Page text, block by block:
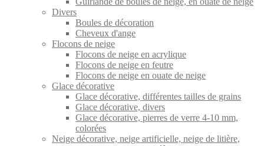
Divers
Boules de décoration
Cheveux d'ange
Flocons de neige
Flocons de neige en acrylique
Flocons de neige en feutre
Flocons de neige en ouate de neige
Glace décorative
Glace décorative, différentes tailles de grains
Glace décorative, divers
Glace décorative, pierres de verre 4-10 mm,
colorées
Neige décorative, neige artificielle, neige de litière,